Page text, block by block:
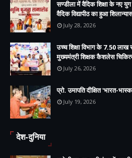
सण्डीला में वैदिक शिक्षा के नए युग
वैदिक विद्यापीठ का हुआ
July 28, 2026
उच्च शिक्षा विभाग के 7.50 लाख
मुख्यमंत्री शिक्षक कैशलेस
July 26, 2026
प्रो. उमापति दीक्षित 'भारत-
July 19, 2026
देश-दुनिया